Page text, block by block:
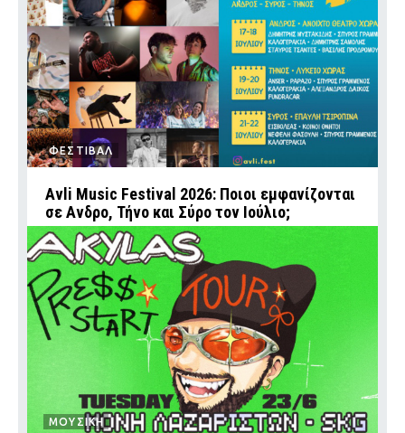
ΦΕΣΤΙΒΑΛ
Avli Music Festival 2026: Ποιοι εμφανίζονται
σε Ανδρο, Τήνο και Σύρο τον Ιούλιο;
ΜΟΥΣΙΚΗ